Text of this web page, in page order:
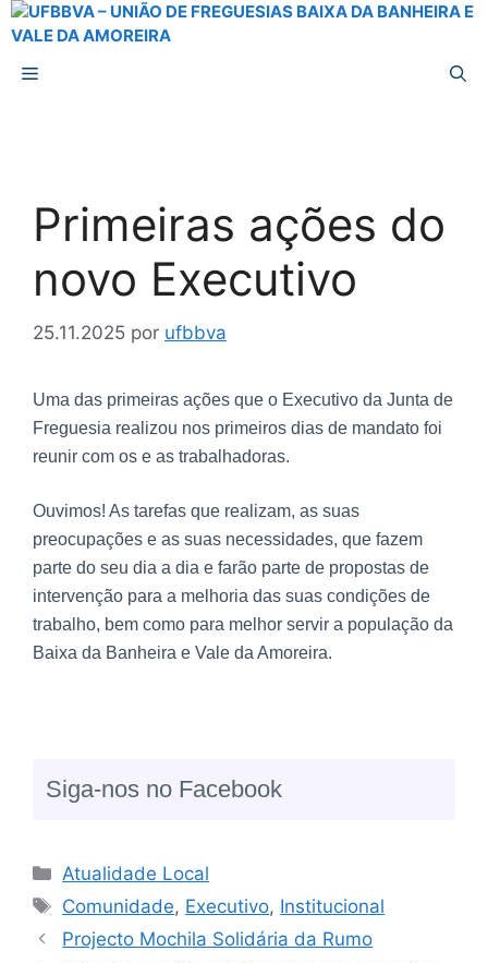
Primeiras ações do
novo Executivo
25.11.2025 por ufbbva
Uma das primeiras ações que o Executivo da Junta de
Freguesia realizou nos primeiros dias de mandato foi
reunir com os e as trabalhadoras.
Ouvimos! As tarefas que realizam, as suas
preocupações e as suas necessidades, que fazem
parte do seu dia a dia e farão parte de propostas de
intervenção para a melhoria das suas condições de
trabalho, bem como para melhor servir a população da
Baixa da Banheira e Vale da Amoreira.
Siga-nos no Facebook
Atualidade Local
Comunidade, Executivo, Institucional
Projecto Mochila Solidária da Rumo